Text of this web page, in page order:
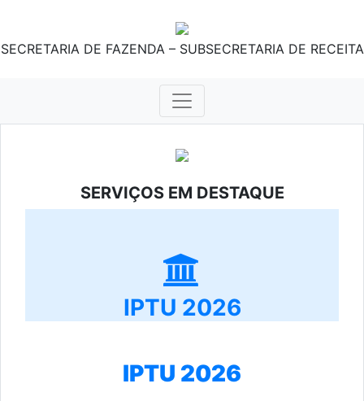
SECRETARIA DE FAZENDA – SUBSECRETARIA DE RECEITA
SERVIÇOS EM DESTAQUE
IPTU 2026
IPTU 2026